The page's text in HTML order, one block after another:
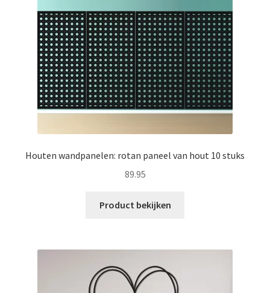
Houten wandpanelen: rotan paneel van hout 10 stuks
89.95
Product bekijken